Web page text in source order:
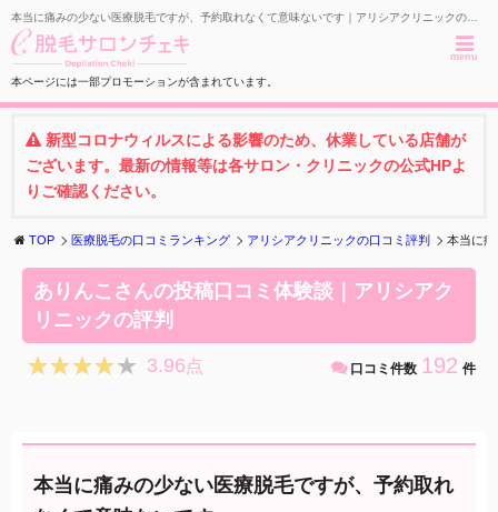
menu
本ページには一部プロモーションが含まれています。
新型コロナウィルスによる影響のため、休業している店舗が
ございます。最新の情報等は各サロン・クリニックの公式HPよ
りご確認ください。
TOP 医療脱毛の口コミランキング アリシアクリニックの口コミ評判 本当に
ありんこさんの投稿口コミ体験談｜アリシアク
リニックの評判
★★★★★
★★★★★ 3.96点 口コミ件数 192 件
本当に痛みの少ない医療脱毛ですが、予約取れ